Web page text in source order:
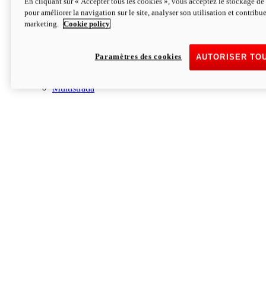
Streetfighter V4 S
à partir de CHF 28´290
à partir de CHF 299 par mois*
Multistrada
pour améliorer la navigation sur le site, analyser son utilisation et
marketing.
Cookie policy
AUTORISER
Paramètres des cookies